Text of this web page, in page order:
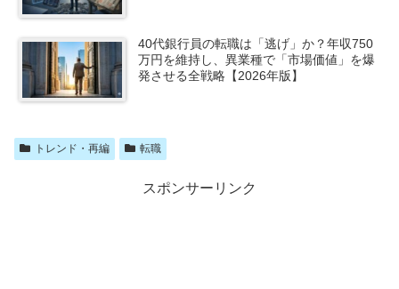
40代銀行員の転職は「逃げ」か？年収750
万円を維持し、異業種で「市場価値」を爆
発させる全戦略【2026年版】
トレンド・再編 転職
スポンサーリンク